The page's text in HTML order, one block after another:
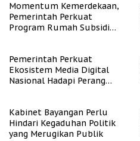
Momentum Kemerdekaan,
Pemerintah Perkuat
Program Rumah Subsidi
Pemerintah Perkuat
Ekosistem Media Digital
Nasional Hadapi Perang
Kabinet Bayangan Perlu
Hindari Kegaduhan Politik
yang Merugikan Publik